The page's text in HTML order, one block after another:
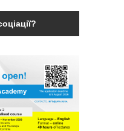
мають вищу
у галузі
арбітражу
інтерес до
комерційного
мету та